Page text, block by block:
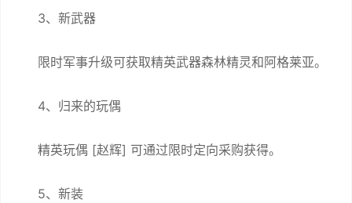
3、新武器
限时军事升级可获取精英武器森林精灵和阿格莱亚。
4、归来的玩偶
精英玩偶 [赵辉] 可通过限时定向采购获得。
5、新装